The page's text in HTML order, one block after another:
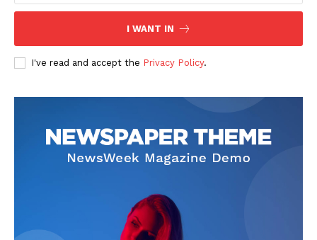
I WANT IN
I've read and accept the Privacy Policy.